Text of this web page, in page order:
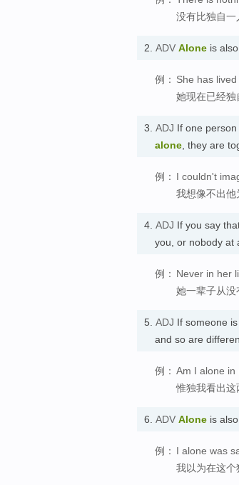
没有比独自一
2. ADV Alone is
例： She has
她现在已经独
3. ADJ If one person
alone, they are
例： I couldn't
我想像不出他
4. ADJ If you say
you, or nobody at
例： Never in her
她一辈子从没
5. ADJ If someone is
and so are
例： Am I alone in
惟独我看出这
6. ADV Alone is
例： I alone was
我以为在这个